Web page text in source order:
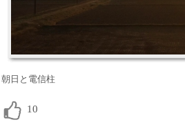
朝日と電信柱